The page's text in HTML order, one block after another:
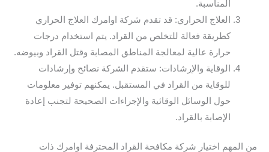
المناسبة.
العلاج الحراري: قد تقدم شركة اوامرك العلاج الحراري
كطريقة فعالة للتخلص من القراد. يتم استخدام درجات
حرارة عالية لمعالجة المناطق المصابة وقتل القراد وبيوضه.
الوقاية والإرشادات: ستقدم الشركة نصائح وإرشادات
للوقاية من القراد في المستقبل. يمكنهم توفير معلومات
حول الوسائل الوقائية والإجراءات الصحيحة لتجنب إعادة
الإصابة بالقراد.
من المهم اختيار شركة مكافحة القراد المحترفة اوامرك ذات